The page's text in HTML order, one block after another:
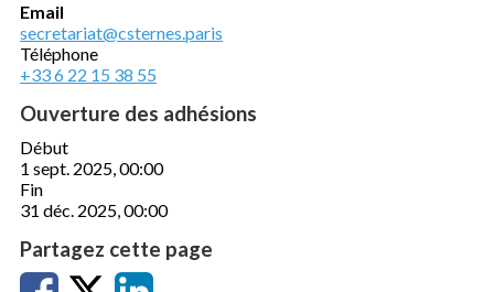
Email
secretariat@csternes.paris
Téléphone
+33 6 22 15 38 55
Ouverture des adhésions
Début
1 sept. 2025, 00:00
Fin
31 déc. 2025, 00:00
Partagez cette page